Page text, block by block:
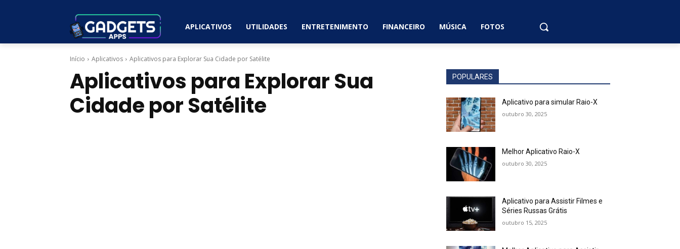
APLICATIVOS UTILIDADES ENTRETENIMENTO FINANCEIRO MÚSICA FOTOS
Início Aplicativos Aplicativos para Explorar Sua Cidade por Satélite
Aplicativos para Explorar Sua
Cidade por Satélite
POPULARES
Aplicativo para simular Raio-X
outubro 30, 2025
Melhor Aplicativo Raio-X
outubro 30, 2025
Aplicativo para Assistir Filmes e
Séries Russas Grátis
outubro 15, 2025